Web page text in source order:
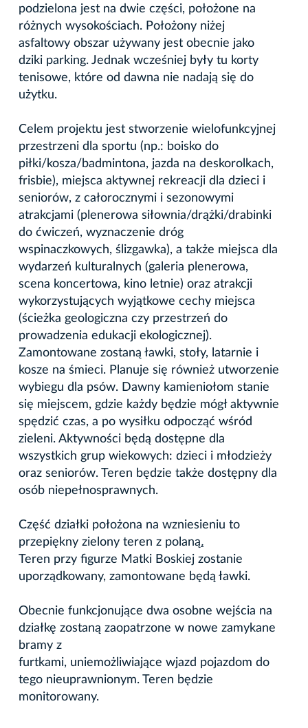
podzielona jest na dwie części, położone na
różnych wysokościach. Położony niżej
asfaltowy obszar używany jest obecnie jako
dziki parking. Jednak wcześniej były tu korty
tenisowe, które od dawna nie nadają się do
użytku.
Celem projektu jest stworzenie wielofunkcyjnej
przestrzeni dla sportu (np.: boisko do
piłki/kosza/badmintona, jazda na deskorolkach,
frisbie), miejsca aktywnej rekreacji dla dzieci i
seniorów, z całorocznymi i sezonowymi
atrakcjami (plenerowa siłownia/drążki/drabinki
do ćwiczeń, wyznaczenie dróg
wspinaczkowych, ślizgawka), a także miejsca dla
wydarzeń kulturalnych (galeria plenerowa,
scena koncertowa, kino letnie) oraz atrakcji
wykorzystujących wyjątkowe cechy miejsca
(ścieżka geologiczna czy przestrzeń do
prowadzenia edukacji ekologicznej).
Zamontowane zostaną ławki, stoły, latarnie i
kosze na śmieci. Planuje się również utworzenie
wybiegu dla psów. Dawny kamieniołom stanie
się miejscem, gdzie każdy będzie mógł aktywnie
spędzić czas, a po wysiłku odpocząć wśród
zieleni. Aktywności będą dostępne dla
wszystkich grup wiekowych: dzieci i młodzieży
oraz seniorów. Teren będzie także dostępny dla
osób niepełnosprawnych.
Część działki położona na wzniesieniu to
przepiękny zielony teren z polaną.
Teren przy figurze Matki Boskiej zostanie
uporządkowany, zamontowane będą ławki.
Obecnie funkcjonujące dwa osobne wejścia na
działkę zostaną zaopatrzone w nowe zamykane
bramy z
furtkami, uniemożliwiające wjazd pojazdom do
tego nieuprawnionym. Teren będzie
monitorowany.